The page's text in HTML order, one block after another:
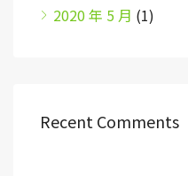
2020 年 5 月 (1)
Recent Comments